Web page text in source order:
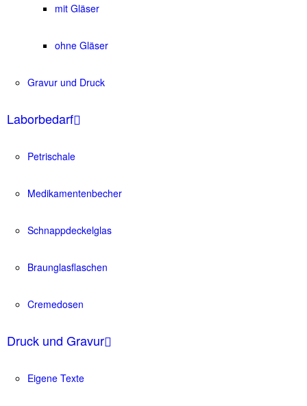
mit Gläser
ohne Gläser
Gravur und Druck
Laborbedarf
Petrischale
Medikamentenbecher
Schnappdeckelglas
Braunglasflaschen
Cremedosen
Druck und Gravur
Eigene Texte